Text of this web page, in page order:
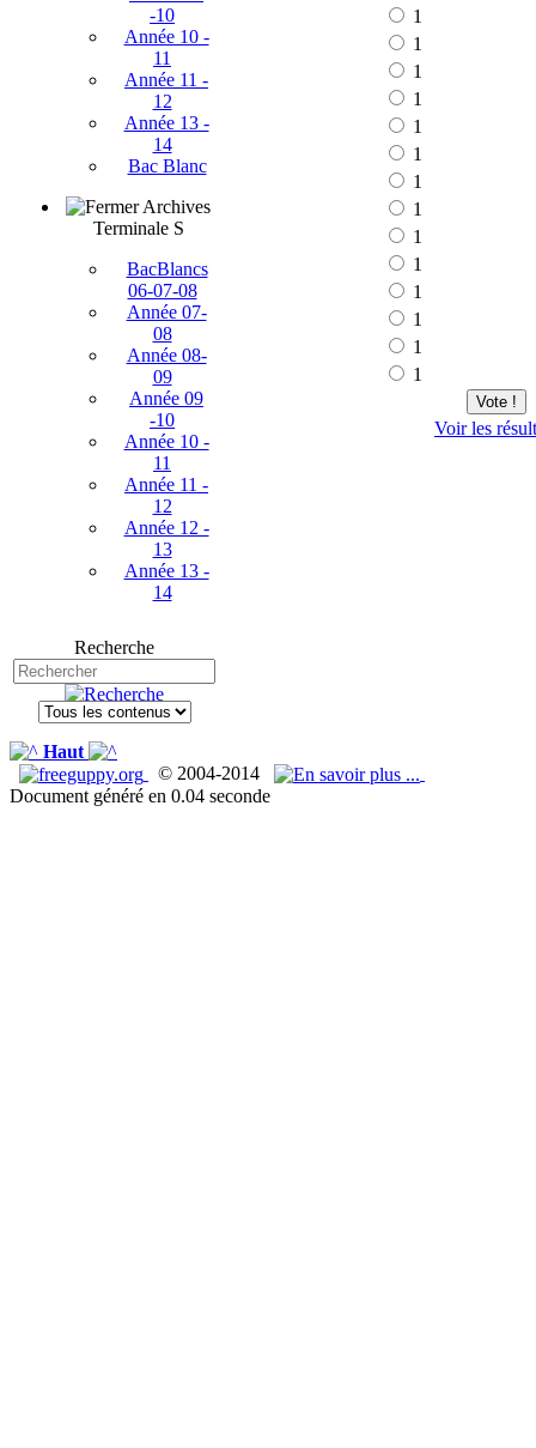
-10
Année 10 -
11
Année 11 -
12
Année 13 -
14
Bac Blanc
Archives
Terminale S
BacBlancs
06-07-08
Année 07-
08
Année 08-
09
Année 09
-10
Année 10 -
11
Année 11 -
12
Année 12 -
13
Année 13 -
14
Recherche
1
1
1
1
1
1
1
1
1
1
1
1
1
1
Vote !
Voir les
Haut
© 2004-2014
Document généré en 0.04 seconde